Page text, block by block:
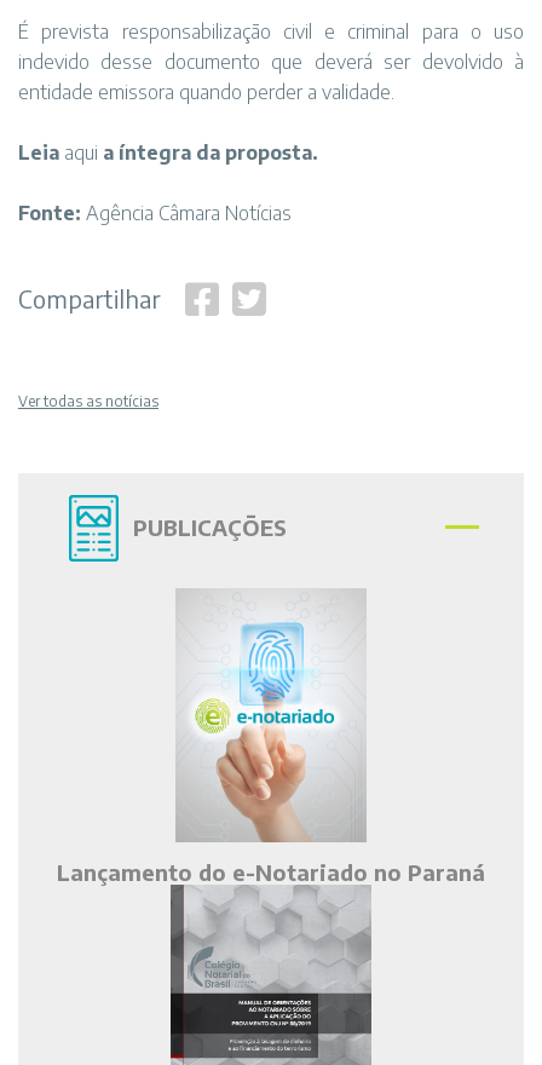
É prevista responsabilização civil e criminal para o uso
indevido desse documento que deverá ser devolvido à
entidade emissora quando perder a validade.
Leia aqui a íntegra da proposta.
Fonte: Agência Câmara Notícias
Compartilhar
Ver todas as notícias
PUBLICAÇÕES
Lançamento do e-Notariado no Paraná